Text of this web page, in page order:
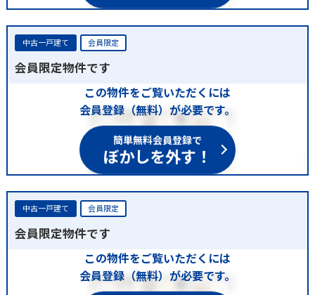
中古一戸建て 会員限定
会員限定物件です
この物件をご覧いただくには
会員登録（無料）が必要です。
簡単無料会員登録で
ぼかしを外す！
中古一戸建て 会員限定
会員限定物件です
この物件をご覧いただくには
会員登録（無料）が必要です。